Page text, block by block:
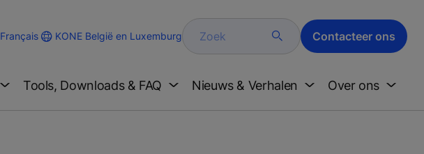
Français KONE België en Luxemburg Zoek Contacteer ons
Tools, Downloads & FAQ Nieuws & Verhalen Over ons